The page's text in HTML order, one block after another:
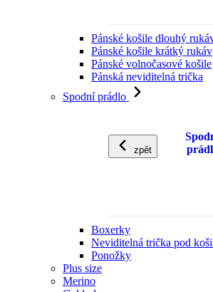
Pánské košile dlouhý
Pánské košile krátký rukáv
Pánské volnočasové košile
Pánská neviditelná trička
Spodní prádlo
zpět
Boxerky
Neviditelná trička pod
Ponožky
Plus size
Merino